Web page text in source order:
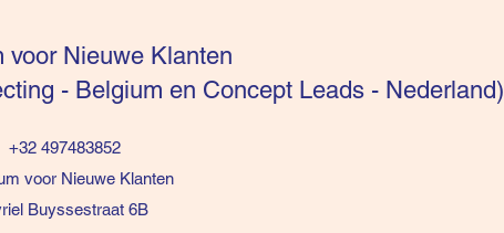
voor Nieuwe Klanten
- Belgium en Concept Leads - Nederland)
+32 497483852
voor Nieuwe Klanten
Buyssestraat 6B